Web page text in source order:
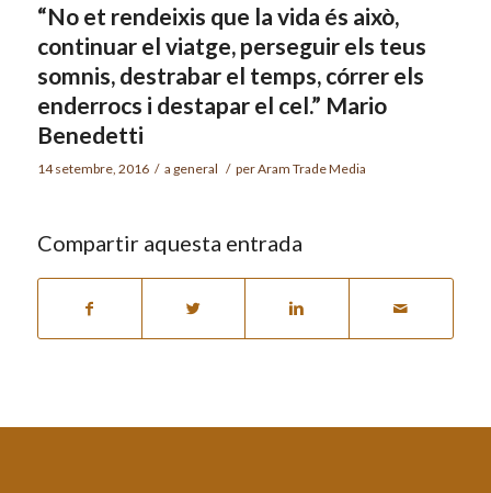
“No et rendeixis que la vida és això,
continuar el viatge, perseguir els teus
somnis, destrabar el temps, córrer els
enderrocs i destapar el cel.” Mario
Benedetti
14 setembre, 2016 / a general / perAram Trade Media
Compartir aquesta entrada